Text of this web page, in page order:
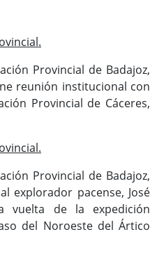
Provincial de Badajoz,
reunión institucional con
Provincial de Cáceres,
Provincial de Badajoz,
explorador pacense, José
vuelta de la expedición
del Noroeste del Ártico